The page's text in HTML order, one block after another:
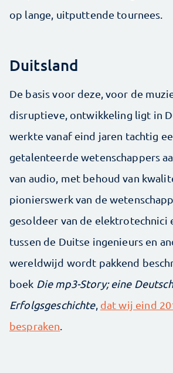
op lange, uitputtende tournees.
Duitsland
De basis voor deze, voor de
disruptieve, ontwikkeling ligt in
werkte vanaf eind jaren tachtig
getalenteerde wetenschappers
van audio, met behoud van
pionierswerk van de
gesoldeer van de elektrotechnici
tussen de Duitse ingenieurs en
wereldwijd wordt pakkend
boek Die mp3-Story; eine
Erfolgsgeschichte, dat wij eind
bespraken